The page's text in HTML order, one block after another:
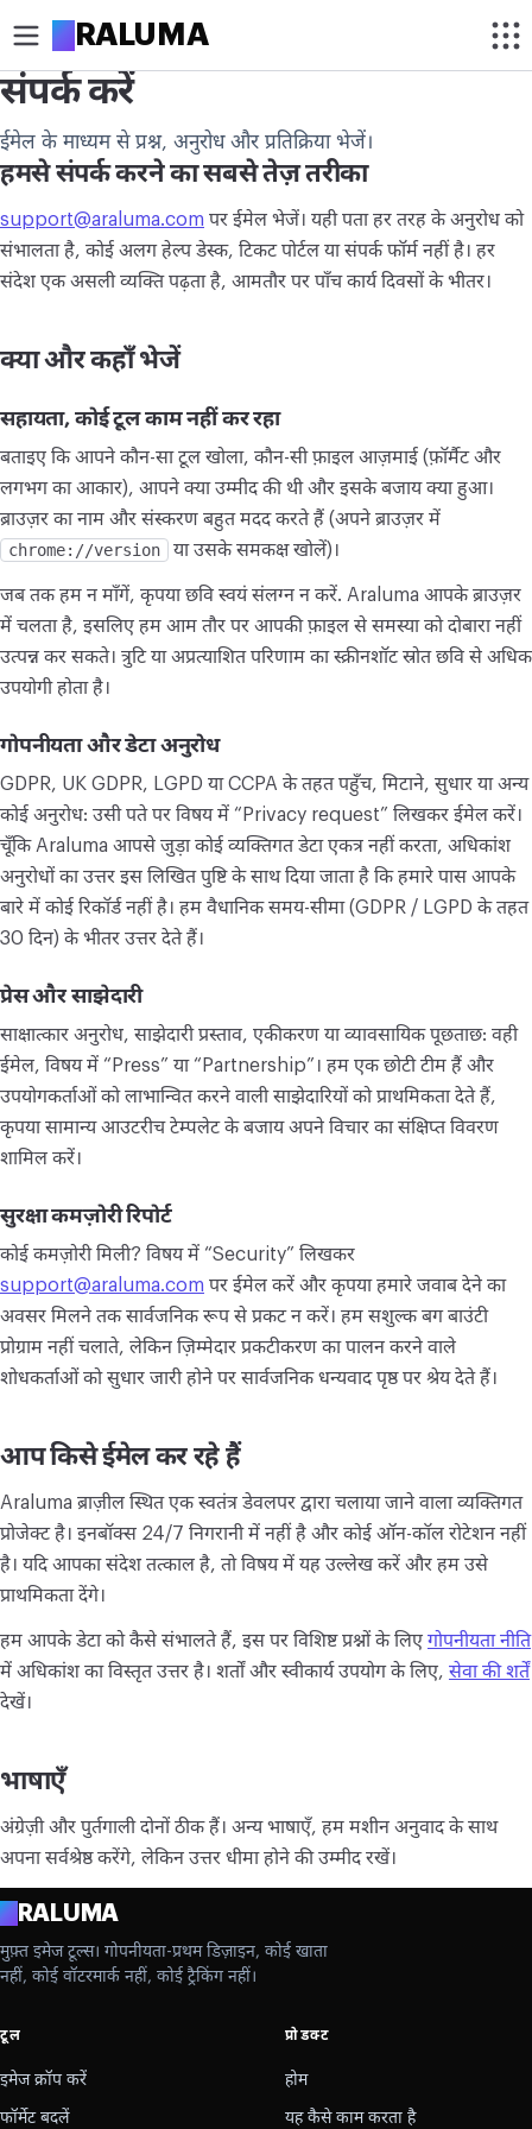
ARALUMA
इमेज क्रॉप करें
गोल क्रॉप करें
इमेज अपस्केल करें
बैकग्राउंड हटाएं
बदलाव
इमेज रीसाइज़ करें
कन्वर्ट
कन्वर्ट
अन्य
JPG को PDF में बदलें
संपर्क करें
ईमेल के माध्यम से प्रश्न, अनुरोध और प्रतिक्रिया भेजें।
हमसे संपर्क करने का सबसे तेज़ तरीका
support@araluma.com पर ईमेल भेजें। यही पता हर तरह के अनुरोध को
संभालता है, कोई अलग हेल्प डेस्क, टिकट पोर्टल या संपर्क फॉर्म नहीं है। हर
संदेश एक असली व्यक्ति पढ़ता है, आमतौर पर पाँच कार्य दिवसों के भीतर।
क्या और कहाँ भेजें
सहायता, कोई टूल काम नहीं कर रहा
बताइए कि आपने कौन-सा टूल खोला, कौन-सी फ़ाइल आज़माई (फ़ॉर्मैट और
लगभग का आकार), आपने क्या उम्मीद की थी और इसके बजाय क्या हुआ।
ब्राउज़र का नाम और संस्करण बहुत मदद करते हैं (अपने ब्राउज़र में
chrome://version
या उसके समकक्ष खोलें)।
जब तक हम न माँगें, कृपया छवि स्वयं संलग्न न करें. Araluma आपके ब्राउज़र
में चलता है, इसलिए हम आम तौर पर आपकी फ़ाइल से समस्या को दोबारा नहीं
उत्पन्न कर सकते। त्रुटि या अप्रत्याशित परिणाम का स्क्रीनशॉट स्रोत छवि से अधिक
उपयोगी होता है।
गोपनीयता और डेटा अनुरोध
GDPR, UK GDPR, LGPD या CCPA के तहत पहुँच, मिटाने, सुधार या अन्य
कोई अनुरोध: उसी पते पर विषय में “Privacy request” लिखकर ईमेल करें।
चूँकि Araluma आपसे जुड़ा कोई व्यक्तिगत डेटा एकत्र नहीं करता, अधिकांश
अनुरोधों का उत्तर इस लिखित पुष्टि के साथ दिया जाता है कि हमारे पास आपके
बारे में कोई रिकॉर्ड नहीं है। हम वैधानिक समय-सीमा (GDPR / LGPD के तहत
30 दिन) के भीतर उत्तर देते हैं।
प्रेस और साझेदारी
साक्षात्कार अनुरोध, साझेदारी प्रस्ताव, एकीकरण या व्यावसायिक पूछताछ: वही
ईमेल, विषय में “Press” या “Partnership”। हम एक छोटी टीम हैं और
उपयोगकर्ताओं को लाभान्वित करने वाली साझेदारियों को प्राथमिकता देते हैं,
कृपया सामान्य आउटरीच टेम्पलेट के बजाय अपने विचार का संक्षिप्त विवरण
शामिल करें।
सुरक्षा कमज़ोरी रिपोर्ट
कोई कमज़ोरी मिली? विषय में “Security” लिखकर
support@araluma.com पर ईमेल करें और कृपया हमारे जवाब देने का
अवसर मिलने तक सार्वजनिक रूप से प्रकट न करें। हम सशुल्क बग बाउंटी
प्रोग्राम नहीं चलाते, लेकिन ज़िम्मेदार प्रकटीकरण का पालन करने वाले
शोधकर्ताओं को सुधार जारी होने पर सार्वजनिक धन्यवाद पृष्ठ पर श्रेय देते हैं।
आप किसे ईमेल कर रहे हैं
Araluma ब्राज़ील स्थित एक स्वतंत्र डेवलपर द्वारा चलाया जाने वाला व्यक्तिगत
प्रोजेक्ट है। इनबॉक्स 24/7 निगरानी में नहीं है और कोई ऑन-कॉल रोटेशन नहीं
है। यदि आपका संदेश तत्काल है, तो विषय में यह उल्लेख करें और हम उसे
प्राथमिकता देंगे।
हम आपके डेटा को कैसे संभालते हैं, इस पर विशिष्ट प्रश्नों के लिए गोपनीयता नीति
में अधिकांश का विस्तृत उत्तर है। शर्तों और स्वीकार्य उपयोग के लिए, सेवा की शर्तें
देखें।
भाषाएँ
अंग्रेज़ी और पुर्तगाली दोनों ठीक हैं। अन्य भाषाएँ, हम मशीन अनुवाद के साथ
अपना सर्वश्रेष्ठ करेंगे, लेकिन उत्तर धीमा होने की उम्मीद रखें।
ARALUMA
मुफ़्त इमेज टूल्स। गोपनीयता-प्रथम डिज़ाइन, कोई खाता
नहीं, कोई वॉटरमार्क नहीं, कोई ट्रैकिंग नहीं।
टूल
इमेज क्रॉप करें
फॉर्मेट बदलें
प्रोडक्ट
होम
यह कैसे काम करता है